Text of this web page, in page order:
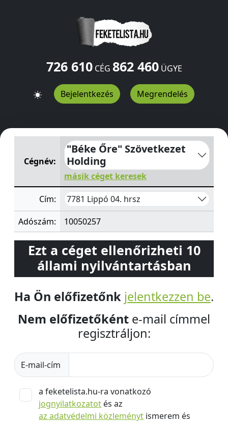
726 610CÉG 862 460ÜGYE
Bejelentkezés Megrendelés
"Béke Őre" Szövetkezet Holding04. hrszLippó7781
Cégnév:
"Béke Őre" Szövetkezet
Holding
másik céget keresek
Cím: 7781 Lippó 04. hrsz
Adószám: 10050257
Ezt a céget ellenőrizheti 10
állami nyilvántartásban
Ha Ön előfizetőnk jelentkezzen be.
Nem előfizetőként e-mail címmel
regisztráljon:
E-mail-cím
a feketelista.hu-ra vonatkozó
jognyilatkozatot és az
az adatvédelmi közleményt ismerem és